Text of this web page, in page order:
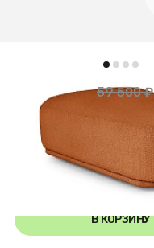
53 550 ₽ 59 500 ₽
Пуф-трапеция Fabro
В КОРЗИНУ